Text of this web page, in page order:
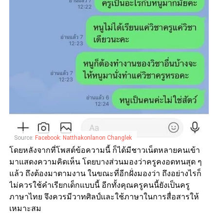
Source: Facebook: Natthakonlanon Changlek
โดยหลังจากที่โพสต์ข้อความนี้ ก็ได้มีชาวเน็ตหลายคนเข้า
มาแสดงความคิดเห็น โดยบางส่วนมองว่าครูคงอดทนสุด ๆ
แล้ว ถึงต้องมาตามงาน ในขณะที่อีกฝั่งมองว่า ถึงอย่างไรก็
ไม่ควรใช้คำเรียกเด็กแบบนี้ อีกทั้งคุณครูคนนี้ยังเป็นครู
ภาษาไทย จึงควรมีวาทศิลป์และใช้ภาษาในการสื่อสารให้
เหมาะสม